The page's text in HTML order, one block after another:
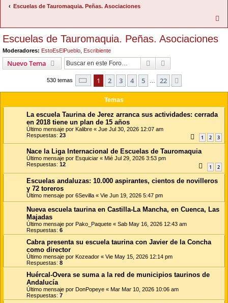
Escuelas de Tauromaquia. Peñas. Asociaciones
Escuelas de Tauromaquia. Peñas. Asociaciones
Moderadores: EstoEsElPueblo Escribiente
Nuevo Tema Buscar
530 temas Página de 22
1 2 3 4 5 22
Temas
La escuela Taurina de Jerez arranca sus actividades: cerrada
en 2018 tiene un plan de 15 años
Último mensaje por Kalibre « Jue Jul 30, 2026 12:07 am
Respuestas: 23 1 2 3
Nace la Liga Internacional de Escuelas de Tauromaquia
Último mensaje por Esquiciar « Mié Jul 29, 2026 3:53 pm
Respuestas: 12 1 2
Escuelas andaluzas: 10.000 aspirantes, cientos de novilleros
y 72 toreros
Último mensaje por 6Sevilla « Vie Jun 19, 2026 5:47 pm
Nueva escuela taurina en Castilla-La Mancha, en Cuenca, Las
Majadas
Último mensaje por Pako_Paquete « Sab May 16, 2026 12:43 am
Respuestas: 6
Cabra presenta su escuela taurina con Javier de la Concha
como director
Último mensaje por Kozeador « Vie May 15, 2026 12:14 pm
Respuestas: 8
Huércal-Overa se suma a la red de municipios taurinos de
Andalucía
Último mensaje por DonPopeye « Mar Mar 10, 2026 10:06 am
Respuestas: 7